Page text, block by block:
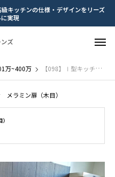
キッチンの仕様・デザインをリーズ
実現
ズ
万~400万 【098】Ⅰ型キッチン メラミン扉（木目）
メラミン扉（木目）